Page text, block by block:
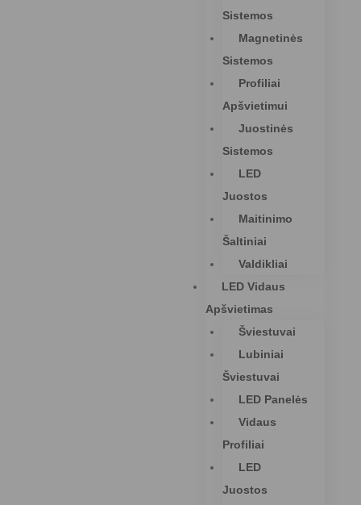
Sistemos
Magnetinės
Sistemos
Profiliai
Apšvietimui
Juostinės
Sistemos
LED
Juostos
Maitinimo
Šaltiniai
Valdikliai
LED Vidaus
Apšvietimas
Šviestuvai
Lubiniai
Šviestuvai
LED Panelės
Vidaus
Profiliai
LED
Juostos